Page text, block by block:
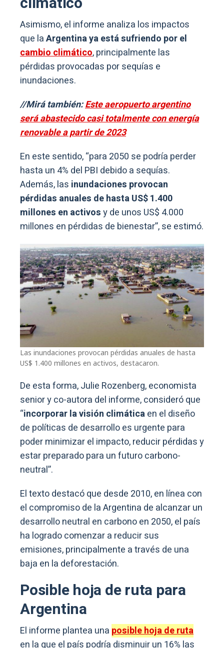
Asimismo, el informe analiza los impactos
que laArgentina ya está sufriendo por el
cambio climático, principalmente las
pérdidas provocadas por sequías e
inundaciones.
//Mirá también:Este aeropuerto argentino
será abastecido casi totalmente con energía
renovable a partir de 2023
En este sentido, “para 2050 se podría perder
hasta un 4% del PBI debido a sequías.
Además, las inundaciones provocan
pérdidas anuales de hasta US$ 1.400
millones en activosy de unos US$ 4.000
millones en pérdidas de bienestar”, se estimó.
Las inundaciones provocan pérdidas anuales de hasta
US$ 1.400 millones en activos, destacaron.
De esta forma, Julie Rozenberg, economista
senior y co-autora del informe, consideró que
“incorporar la visión climáticaen el diseño
de políticas de desarrollo es urgente para
poder minimizar el impacto, reducir pérdidas y
estar preparado para un futuro carbono-
neutral”.
El texto destacó que desde 2010, en línea con
el compromiso de la Argentina de alcanzar un
desarrollo neutral en carbono en 2050, el país
ha logrado comenzar a reducir sus
emisiones, principalmente a través de una
baja en la deforestación.
Posible hoja de ruta para
Argentina
El informe plantea una posible hoja de ruta
en la que el país podría disminuir un 16% las